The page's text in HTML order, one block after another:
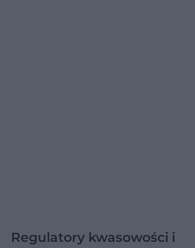
Regulatory kwasowości i